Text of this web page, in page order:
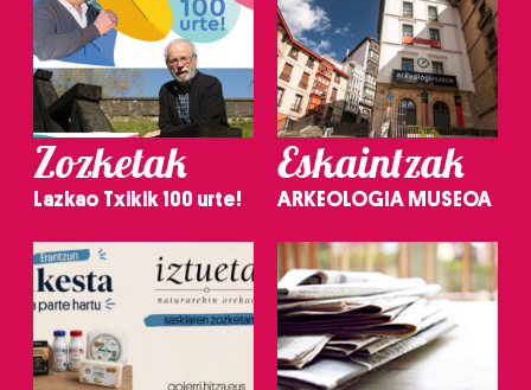
Zozketak
Lazkao Txikik 100 urte!
Eskaintzak
ARKEOLOGIA MUSEOA